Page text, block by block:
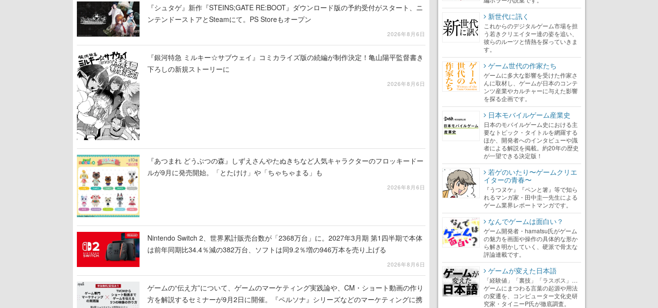
『シュタゲ』新作『STEINS;GATE RE:BOOT』ダウンロード版の予約受付がスタート、ニ
ンテンドーストアとSteamにて。PS Storeもオープン
2026年8月6日
『銀河特急 ミルキー☆サブウェイ』コミカライズ版の続編が制作決定！亀山陽平監督書き
下ろしの新規ストーリーに
2026年8月6日
『あつまれ どうぶつの森』しずえさんやたぬきちなど人気キャラクターのフロッキードー
ルが9月に発売開始。「とたけけ」や「ちゃちゃまる」も
2026年8月6日
Nintendo Switch 2、世界累計販売台数が「2368万台」に。2027年3月期 第1四半期で本体
は前年同期比34.4％減の382万台、ソフトは同9.2％増の946万本を売り上げる
2026年8月6日
ゲームの“伝え方”について、ゲームのマーケティング実践論や、CM・ショート動画の作り
方を解説するセミナーが9月2日に開催。『ペルソナ』シリーズなどのマーケティングに携
新世代に訊く
これからのデジタルゲーム市場を担
う若きクリエイター達の姿を追い、
彼らのルーツと情熱を探っていきま
す。
ゲーム世代の作家たち
ゲームに多大な影響を受けた作家さ
んに取材し、ゲームが日本のコンテ
ンツ産業やカルチャーに与えた影響
を探る企画です。
日本モバイルゲーム産業史
日本のモバイルゲーム史における主
要なトピック・タイトルを網羅する
ほか、開発者へのインタビューや識
者による解説を掲載。約20年の歴史
が一望できる決定版！
若ゲのいたり〜ゲームクリエ
イターの青春〜
『うつヌケ』『ペンと箸』等で知ら
れるマンガ家・田中圭一先生による
ゲーム業界レポートマンガです。
なんでゲームは面白い？
ゲーム開発者・hamatsu氏がゲーム
の魅力を画面や操作の具体的な形か
ら解き明かしていく、硬派で骨太な
評論連載です。
ゲームが変えた日本語
「経験値」「裏技」「ラスボス」…
ゲームにまつわる言葉の起源や用法
の変遷を、コンピューター文化史研
究家・タイニーP氏が徹底調査。